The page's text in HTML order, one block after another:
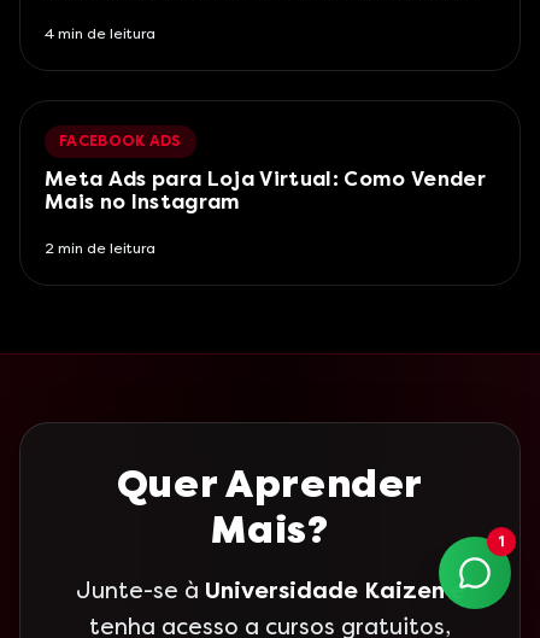
4 min de leitura
FACEBOOK ADS
Meta Ads para Loja Virtual: Como Vender
Mais no Instagram
2 min de leitura
Quer Aprender
Mais?
Junte-se à Universidade Kaizene
tenha acesso a cursos gratuitos,
1